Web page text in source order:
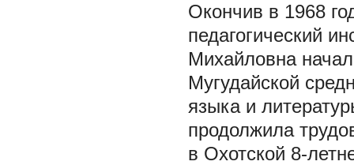
Окончив в 1968
педагогический
Михайловна
Мугудайской
языка и
продолжила
в Охотской 8-